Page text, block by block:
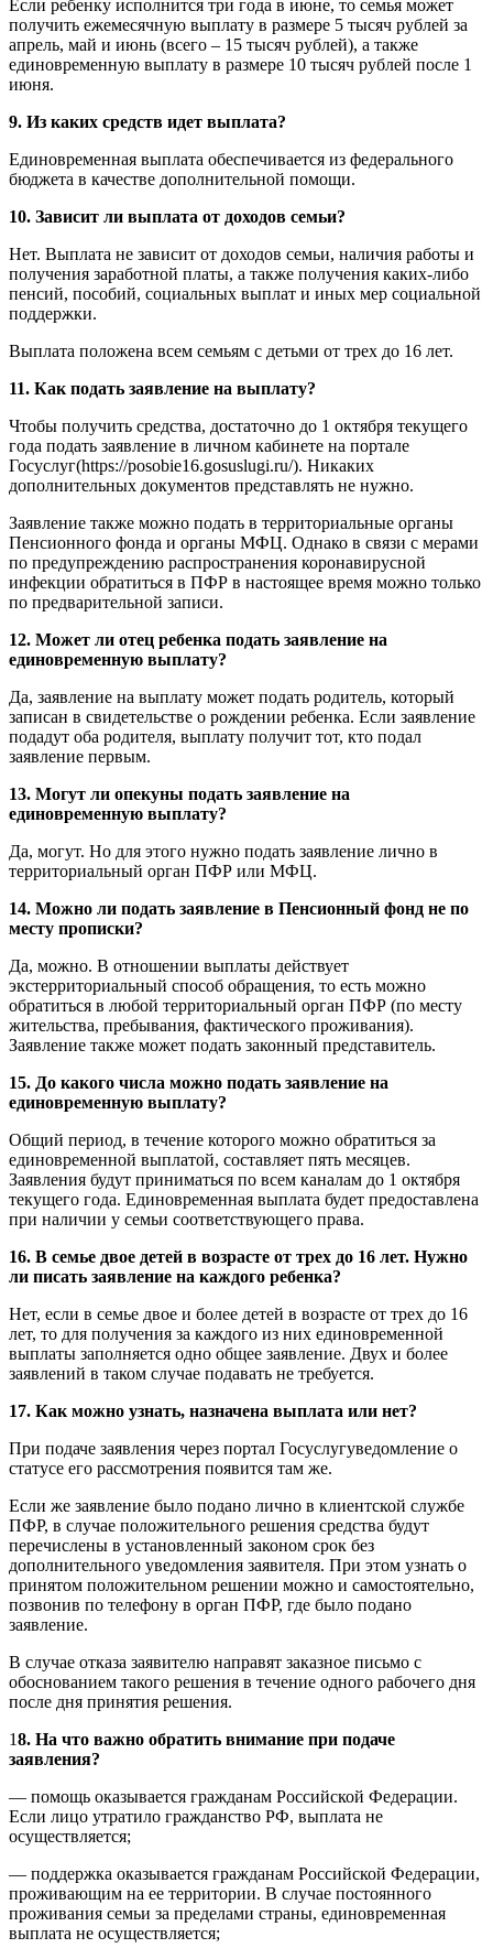
Если ребенку исполнится три года в июне, то семья может
получить ежемесячную выплату в размере 5 тысяч рублей за
апрель, май и июнь (всего – 15 тысяч рублей), а также
единовременную выплату в размере 10 тысяч рублей после 1
июня.
9. Из каких средств идет выплата?
Единовременная выплата обеспечивается из федерального
бюджета в качестве дополнительной помощи.
10. Зависит ли выплата от доходов семьи?
Нет. Выплата не зависит от доходов семьи, наличия работы и
получения заработной платы, а также получения каких-либо
пенсий, пособий, социальных выплат и иных мер социальной
поддержки.
Выплата положена всем семьям с детьми от трех до 16 лет.
11. Как подать заявление на выплату?
Чтобы получить средства, достаточно до 1 октября текущего
года подать заявление в личном кабинете на портале
Госуслуг(https://posobie16.gosuslugi.ru/). Никаких
дополнительных документов представлять не нужно.
Заявление также можно подать в территориальные органы
Пенсионного фонда и органы МФЦ. Однако в связи с мерами
по предупреждению распространения коронавирусной
инфекции обратиться в ПФР в настоящее время можно только
по предварительной записи.
12. Может ли отец ребенка подать заявление на
единовременную выплату?
Да, заявление на выплату может подать родитель, который
записан в свидетельстве о рождении ребенка. Если заявление
подадут оба родителя, выплату получит тот, кто подал
заявление первым.
13. Могут ли опекуны подать заявление на
единовременную выплату?
Да, могут. Но для этого нужно подать заявление лично в
территориальный орган ПФР или МФЦ.
14. Можно ли подать заявление в Пенсионный фонд не по
месту прописки?
Да, можно. В отношении выплаты действует
экстерриториальный способ обращения, то есть можно
обратиться в любой территориальный орган ПФР (по месту
жительства, пребывания, фактического проживания).
Заявление также может подать законный представитель.
15. До какого числа можно подать заявление на
единовременную выплату?
Общий период, в течение которого можно обратиться за
единовременной выплатой, составляет пять месяцев.
Заявления будут приниматься по всем каналам до 1 октября
текущего года. Единовременная выплата будет предоставлена
при наличии у семьи соответствующего права.
16. В семье двое детей в возрасте от трех до 16 лет. Нужно
ли писать заявление на каждого ребенка?
Нет, если в семье двое и более детей в возрасте от трех до 16
лет, то для получения за каждого из них единовременной
выплаты заполняется одно общее заявление. Двух и более
заявлений в таком случае подавать не требуется.
17. Как можно узнать, назначена выплата или нет?
При подаче заявления через портал Госуслугуведомление о
статусе его рассмотрения появится там же.
Если же заявление было подано лично в клиентской службе
ПФР, в случае положительного решения средства будут
перечислены в установленный законом срок без
дополнительного уведомления заявителя. При этом узнать о
принятом положительном решении можно и самостоятельно,
позвонив по телефону в орган ПФР, где было подано
заявление.
В случае отказа заявителю направят заказное письмо с
обоснованием такого решения в течение одного рабочего дня
после дня принятия решения.
18. На что важно обратить внимание при подаче
заявления?
— помощь оказывается гражданам Российской Федерации.
Если лицо утратило гражданство РФ, выплата не
осуществляется;
— поддержка оказывается гражданам Российской Федерации,
проживающим на ее территории. В случае постоянного
проживания семьи за пределами страны, единовременная
выплата не осуществляется;